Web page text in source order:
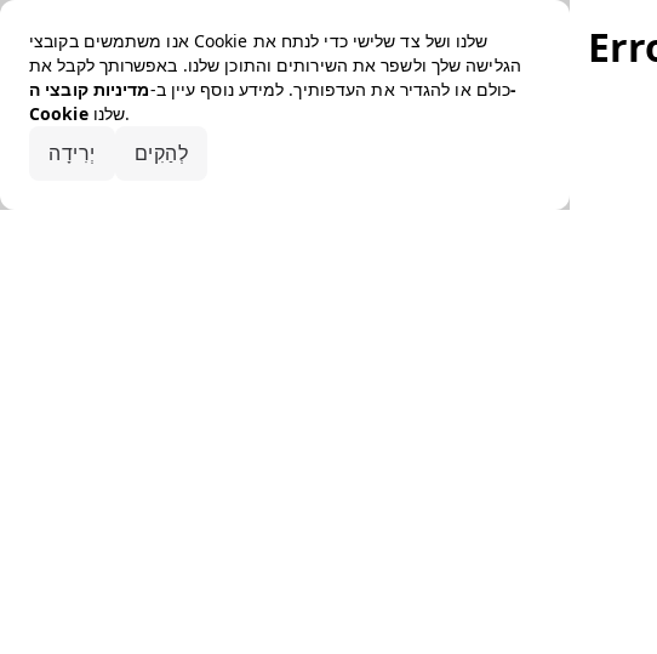
אנו משתמשים בקובצי Cookie שלנו ושל צד שלישי כדי לנתח את
הגלישה שלך ולשפר את השירותים והתוכן שלנו. באפשרותך לקבל את
כולם או להגדיר את העדפותיך. למידע נוסף עיין ב-מדיניות קובצי ה-
Cookie
שלנו.
יְרִידָה לְהַקִים